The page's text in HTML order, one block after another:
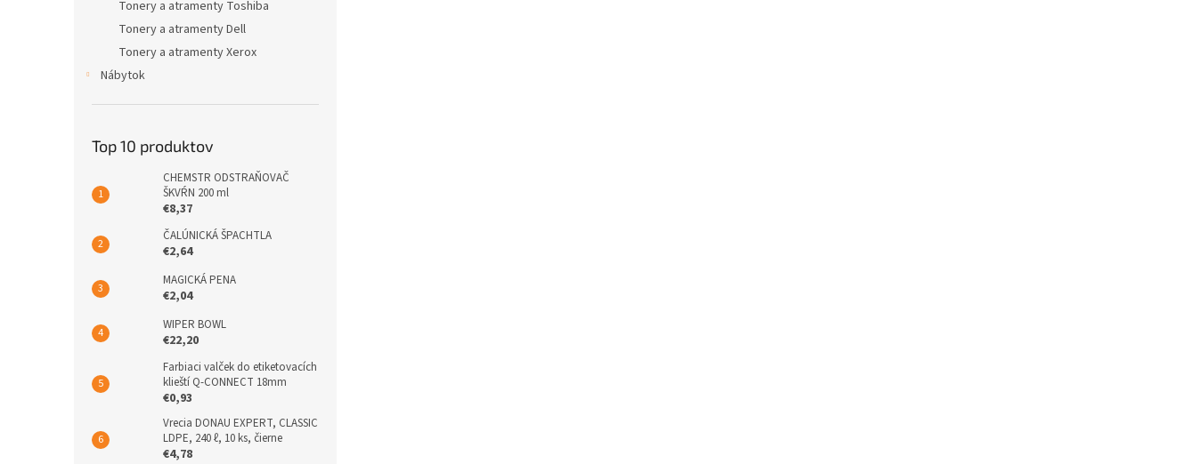
Tonery a atramenty Toshiba
Tonery a atramenty Dell
Tonery a atramenty Xerox
Nábytok
Top 10 produktov
CHEMSTR ODSTRAŇOVAČ
ŠKVŔN 200 ml
€8,37
ČALÚNICKÁ ŠPACHTLA
€2,64
MAGICKÁ PENA
€2,04
WIPER BOWL
€22,20
Farbiaci valček do etiketovacích
klieští Q-CONNECT 18mm
€0,93
Vrecia DONAU EXPERT, CLASSIC
LDPE, 240 ℓ, 10 ks, čierne
€4,78